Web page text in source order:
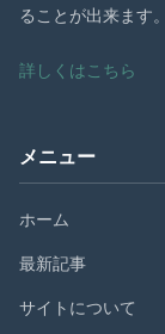
ることが出来ます。
詳しくはこちら
メニュー
ホーム
最新記事
サイトについて